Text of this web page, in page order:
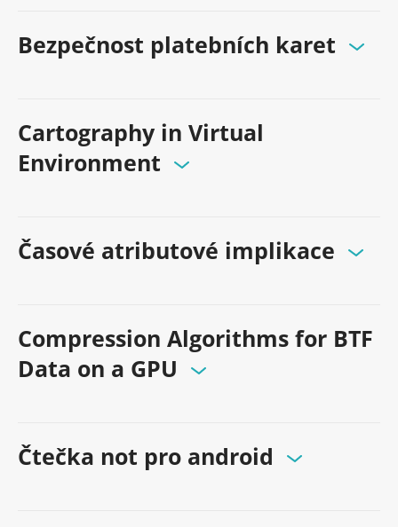
Bezpečnost platebních karet
Cartography in Virtual
Environment
Časové atributové implikace
Compression Algorithms for BTF
Data on a GPU
Čtečka not pro android